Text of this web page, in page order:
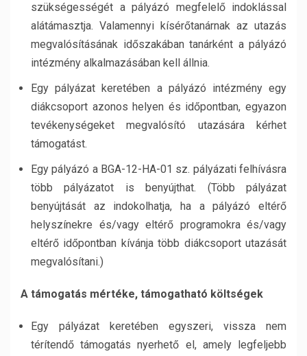
szükségességét a pályázó megfelelő indoklással
alátámasztja. Valamennyi kísérőtanárnak az utazás
megvalósításának időszakában tanárként a pályázó
intézmény alkalmazásában kell állnia.
Egy pályázat keretében a pályázó intézmény egy
diákcsoport azonos helyen és időpontban, egyazon
tevékenységeket megvalósító utazására kérhet
támogatást.
Egy pályázó a BGA-12-HA-01 sz. pályázati felhívásra
több pályázatot is benyújthat. (Több pályázat
benyújtását az indokolhatja, ha a pályázó eltérő
helyszínekre és/vagy eltérő programokra és/vagy
eltérő időpontban kívánja több diákcsoport utazását
megvalósítani.)
A támogatás mértéke, támogatható költségek
Egy pályázat keretében egyszeri, vissza nem
térítendő támogatás nyerhető el, amely legfeljebb